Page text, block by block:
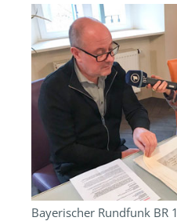
Bayerischer Rundfunk BR 1